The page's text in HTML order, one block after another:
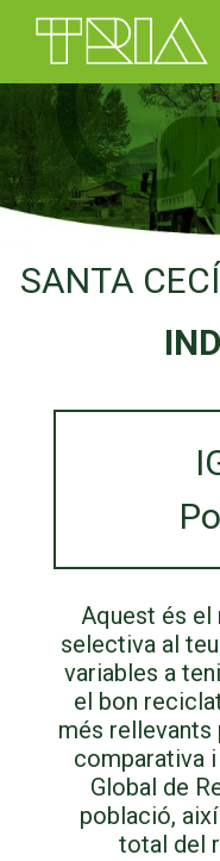
SANTA
Aquest és
selectiva al
variables a
el bon
més rellevants
comparativa
Global de
població,
total del